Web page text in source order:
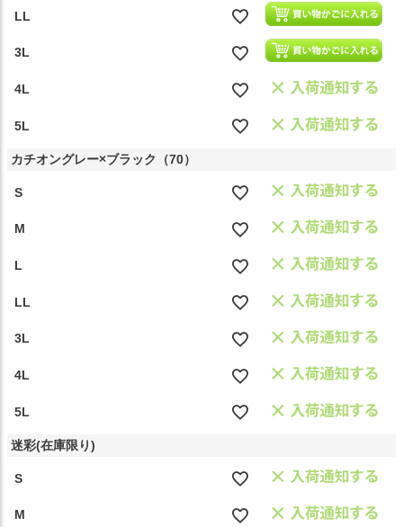
LL
3L
4L
5L
カチオングレー×ブラック（70）
S
M
L
LL
3L
4L
5L
迷彩(在庫限り)
S
M